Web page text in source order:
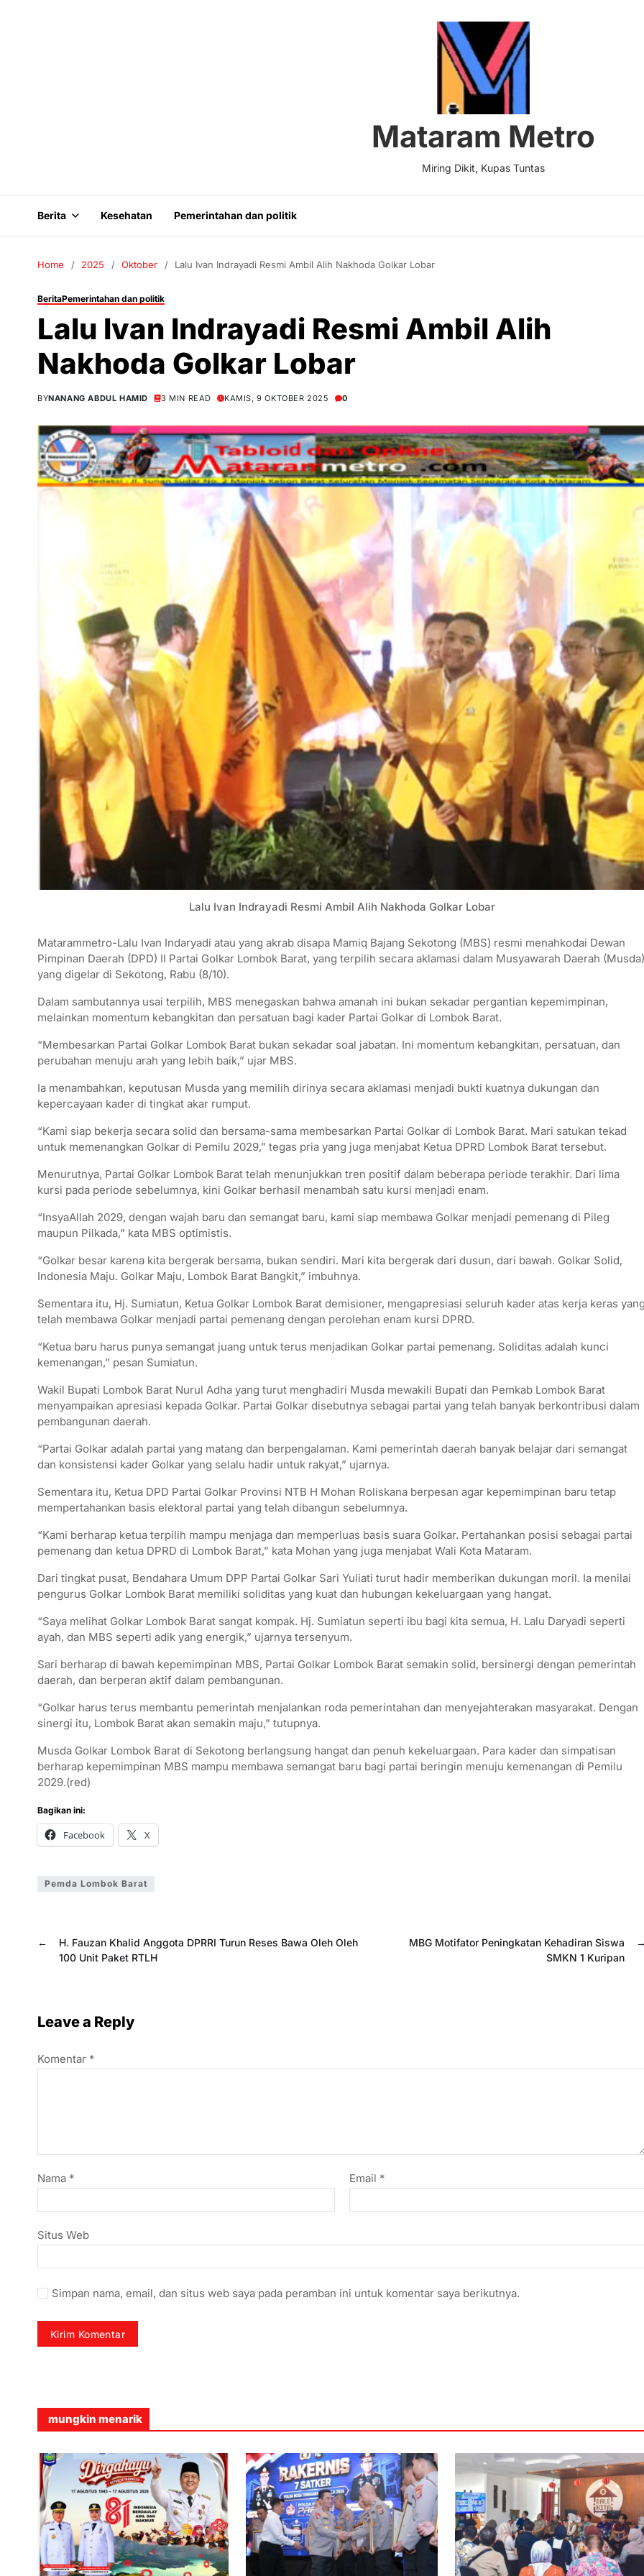
Mataram Metro
Miring Dikit, Kupas Tuntas
Berita Kesehatan Pemerintahan dan politik
Home 2025 Oktober Lalu Ivan Indrayadi Resmi Ambil Alih Nakhoda Golkar Lobar
BeritaPemerintahan dan politik
Lalu Ivan Indrayadi Resmi Ambil Alih
Nakhoda Golkar Lobar
BYNANANG ABDUL HAMID 3 MIN READ KAMIS, 9 OKTOBER 2025 0
Lalu Ivan Indrayadi Resmi Ambil Alih Nakhoda Golkar Lobar
Matarammetro-Lalu Ivan Indaryadi atau yang akrab disapa Mamiq Bajang Sekotong (MBS) resmi menahkodai Dewan
Pimpinan Daerah (DPD) II Partai Golkar Lombok Barat, yang terpilih secara aklamasi dalam Musyawarah Daerah (Musda)
yang digelar di Sekotong, Rabu (8/10).
Dalam sambutannya usai terpilih, MBS menegaskan bahwa amanah ini bukan sekadar pergantian kepemimpinan,
melainkan momentum kebangkitan dan persatuan bagi kader Partai Golkar di Lombok Barat.
“Membesarkan Partai Golkar Lombok Barat bukan sekadar soal jabatan. Ini momentum kebangkitan, persatuan, dan
perubahan menuju arah yang lebih baik,” ujar MBS.
Ia menambahkan, keputusan Musda yang memilih dirinya secara aklamasi menjadi bukti kuatnya dukungan dan
kepercayaan kader di tingkat akar rumput.
“Kami siap bekerja secara solid dan bersama-sama membesarkan Partai Golkar di Lombok Barat. Mari satukan tekad
untuk memenangkan Golkar di Pemilu 2029,” tegas pria yang juga menjabat Ketua DPRD Lombok Barat tersebut.
Menurutnya, Partai Golkar Lombok Barat telah menunjukkan tren positif dalam beberapa periode terakhir. Dari lima
kursi pada periode sebelumnya, kini Golkar berhasil menambah satu kursi menjadi enam.
“InsyaAllah 2029, dengan wajah baru dan semangat baru, kami siap membawa Golkar menjadi pemenang di Pileg
maupun Pilkada,” kata MBS optimistis.
“Golkar besar karena kita bergerak bersama, bukan sendiri. Mari kita bergerak dari dusun, dari bawah. Golkar Solid,
Indonesia Maju. Golkar Maju, Lombok Barat Bangkit,” imbuhnya.
Sementara itu, Hj. Sumiatun, Ketua Golkar Lombok Barat demisioner, mengapresiasi seluruh kader atas kerja keras
telah membawa Golkar menjadi partai pemenang dengan perolehan enam kursi DPRD.
“Ketua baru harus punya semangat juang untuk terus menjadikan Golkar partai pemenang. Soliditas adalah kunci
kemenangan,” pesan Sumiatun.
Wakil Bupati Lombok Barat Nurul Adha yang turut menghadiri Musda mewakili Bupati dan Pemkab Lombok Barat
menyampaikan apresiasi kepada Golkar. Partai Golkar disebutnya sebagai partai yang telah banyak berkontribusi dalam
pembangunan daerah.
“Partai Golkar adalah partai yang matang dan berpengalaman. Kami pemerintah daerah banyak belajar dari semangat
dan konsistensi kader Golkar yang selalu hadir untuk rakyat,” ujarnya.
Sementara itu, Ketua DPD Partai Golkar Provinsi NTB H Mohan Roliskana berpesan agar kepemimpinan baru tetap
mempertahankan basis elektoral partai yang telah dibangun sebelumnya.
“Kami berharap ketua terpilih mampu menjaga dan memperluas basis suara Golkar. Pertahankan posisi sebagai partai
pemenang dan ketua DPRD di Lombok Barat,” kata Mohan yang juga menjabat Wali Kota Mataram.
Dari tingkat pusat, Bendahara Umum DPP Partai Golkar Sari Yuliati turut hadir memberikan dukungan moril. Ia menilai
pengurus Golkar Lombok Barat memiliki soliditas yang kuat dan hubungan kekeluargaan yang hangat.
“Saya melihat Golkar Lombok Barat sangat kompak. Hj. Sumiatun seperti ibu bagi kita semua, H. Lalu Daryadi seperti
ayah, dan MBS seperti adik yang energik,” ujarnya tersenyum.
Sari berharap di bawah kepemimpinan MBS, Partai Golkar Lombok Barat semakin solid, bersinergi dengan pemerintah
daerah, dan berperan aktif dalam pembangunan.
“Golkar harus terus membantu pemerintah menjalankan roda pemerintahan dan menyejahterakan masyarakat. Dengan
sinergi itu, Lombok Barat akan semakin maju,” tutupnya.
Musda Golkar Lombok Barat di Sekotong berlangsung hangat dan penuh kekeluargaan. Para kader dan simpatisan
berharap kepemimpinan MBS mampu membawa semangat baru bagi partai beringin menuju kemenangan di Pemilu
2029.(red)
Bagikan ini:
Facebook X
Pemda Lombok Barat
←
H. Fauzan Khalid Anggota DPRRI Turun Reses Bawa Oleh Oleh
100 Unit Paket RTLH
MBG Motifator Peningkatan Kehadiran Siswa
SMKN 1 Kuripan
Leave a Reply
Komentar *
Nama * Email *
Situs Web
Simpan nama, email, dan situs web saya pada peramban ini untuk komentar saya berikutnya.
mungkin menarik